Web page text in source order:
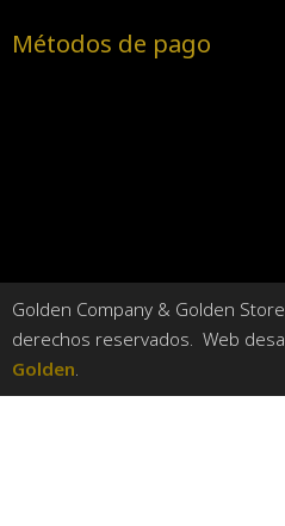
Métodos de pago
Golden Company & Golden
derechos reservados. Web
Golden